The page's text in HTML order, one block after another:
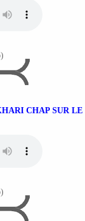
CHAP SUR LE